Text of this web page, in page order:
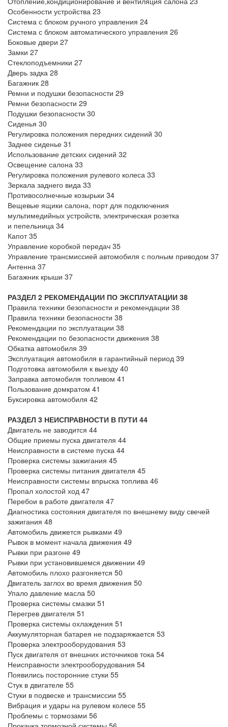
Особенности устройства 23
Система с блоком ручного управления 24
Система с блоком автоматического управления 26
Боковые двери 27
Замки 27
Стеклоподъемники 27
Дверь задка 28
Багажник 28
Ремни и подушки безопасности 29
Ремни безопасности 29
Подушки безопасности 30
Сиденья 30
Регулировка положения передних сидений 30
Заднее сиденье 31
Использование детских сидений 32
Освещение салона 33
Регулировка положения рулевого колеса 33
Зеркала заднего вида 33
Противосолнечные козырьки 34
Вещевые ящики салона, порт для подключения
мультимедийных устройств, электрическая розетка
и пепельница 34
Капот 35
Управление коробкой передач 35
Управление трансмиссией автомобиля с полным приводом 37
Антенна 37
Багажник крыши 37
РАЗДЕЛ 2 РЕКОМЕНДАЦИИ ПО ЭКСПЛУАТАЦИИ 38
Правила техники безопасности и рекомендации 38
Правила техники безопасности 38
Рекомендации по эксплуатации 38
Рекомендации по безопасности движения 38
Обкатка автомобиля 39
Эксплуатация автомобиля в гарантийный период 39
Подготовка автомобиля к выезду 40
Заправка автомобиля топливом 41
Пользование домкратом 41
Буксировка автомобиля 42
РАЗДЕЛ 3 НЕИСПРАВНОСТИ В ПУТИ 44
Двигатель не заводится 44
Общие приемы пуска двигателя 44
Неисправности в системе пуска 44
Проверка системы зажигания 45
Проверка системы питания двигателя 45
Неисправности системы впрыска топлива 46
Пропал холостой ход 47
Перебои в работе двигателя 47
Диагностика состояния двигателя по внешнему виду свечей
зажигания 48
Автомобиль движется рывками 49
Рывок в момент начала движения 49
Рывки при разгоне 49
Рывки при установившемся движении 49
Автомобиль плохо разгоняется 50
Двигатель заглох во время движения 50
Упало давление масла 50
Проверка системы смазки 51
Перегрев двигателя 51
Проверка системы охлаждения 51
Аккумуляторная батарея не подзаряжается 53
Проверка электрооборудования 53
Пуск двигателя от внешних источников тока 54
Неисправности электрооборудования 54
Появились посторонние стуки 55
Стук в двигателе 55
Стуки в подвеске и трансмиссии 55
Вибрация и удары на рулевом колесе 55
Проблемы с тормозами 56